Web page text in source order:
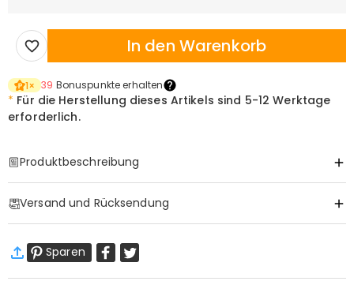
In den Warenkorb
1× 39 Bonuspunkte erhalten
* Für die Herstellung dieses Artikels sind 5-12 Werktage
erforderlich.
Produktbeschreibung
Versand und Rücksendung
Standardversand
9-18
Arbeitstage
Sparen